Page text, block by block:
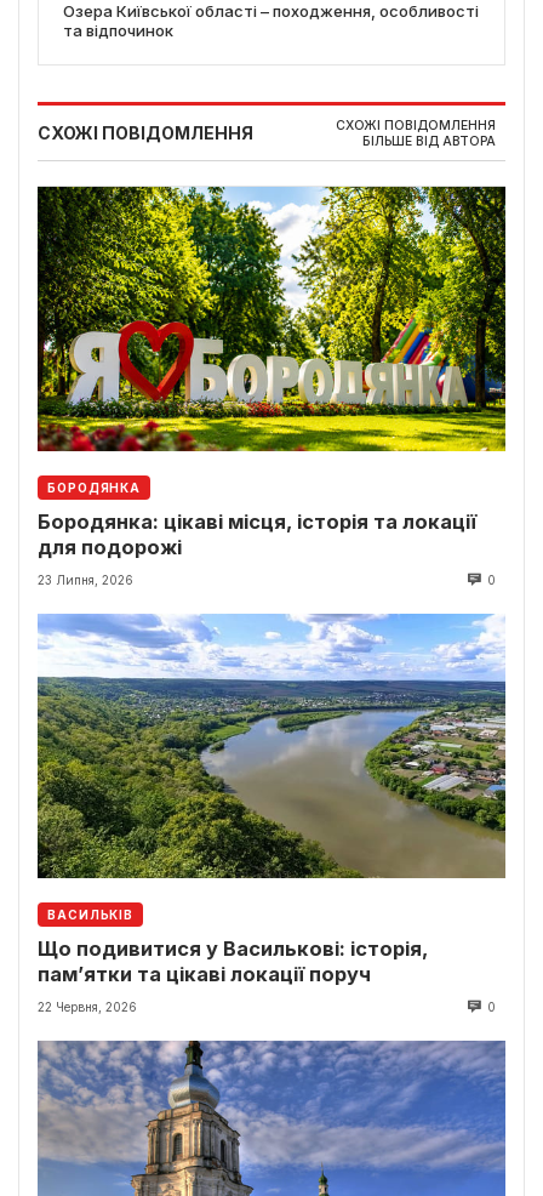
Озера Київської області – походження, особливості
та відпочинок
СХОЖІ ПОВІДОМЛЕННЯ
СХОЖІ ПОВІДОМЛЕННЯ
БІЛЬШЕ ВІД АВТОРА
БОРОДЯНКА
Бородянка: цікаві місця, історія та локації
для подорожі
23 Липня, 2026 0
ВАСИЛЬКІВ
Що подивитися у Василькові: історія,
пам’ятки та цікаві локації поруч
22 Червня, 2026 0